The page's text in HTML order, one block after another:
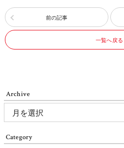
前の記事
一覧へ戻る
Archive
Category